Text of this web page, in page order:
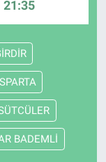
21:35
BADEMLİ